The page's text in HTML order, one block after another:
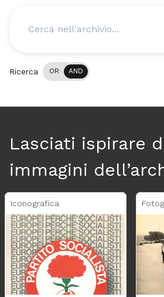
Cerca
Ricerca OR AND
Lasciati ispirare
immagini
Iconografica